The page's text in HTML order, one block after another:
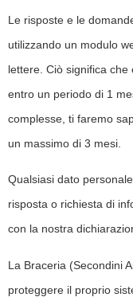
Le risposte e le
utilizzando un modulo
lettere. Ciò significa
entro un periodo di 1
complesse, ti faremo
un massimo di 3 mesi.
Qualsiasi dato
risposta o richiesta di
con la nostra
La Braceria (Secondini
proteggere il proprio